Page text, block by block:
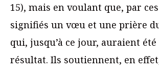
15), mais en voulant que, par
signifiés un vœu et une prière
qui, jusqu’à ce jour, auraient
résultat. Ils soutiennent, en